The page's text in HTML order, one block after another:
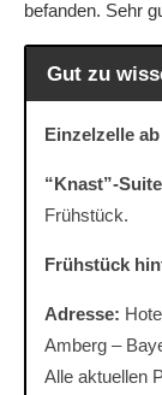
befanden. Sehr
Gut zu
Einzelzelle ab
“Knast”-
Frühstück.
Frühstück
Adresse:
Amberg –
Alle aktuellen